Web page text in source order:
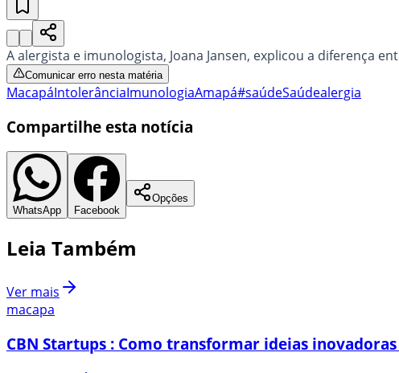
A alergista e imunologista, Joana Jansen, explicou a diferença
Comunicar erro nesta matéria
MacapáIntolerânciaImunologiaAmapá#saúdeSaúdealergia
Compartilhe esta notícia
WhatsApp Facebook
Opções
Leia Também
Ver mais
macapa
CBN Startups : Como transformar ideias